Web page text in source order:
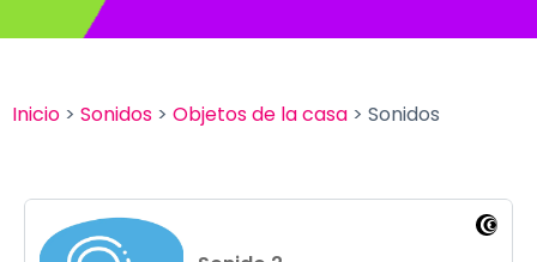
Inicio > Sonidos > Objetos de la casa > Sonidos